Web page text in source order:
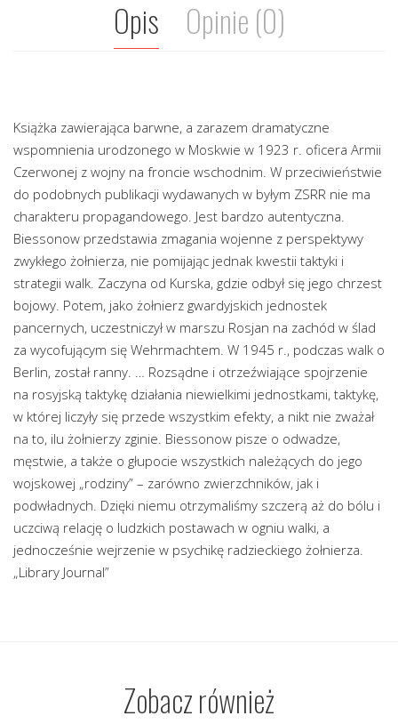
Opis Opinie (0)
Książka zawierająca barwne, a zarazem dramatyczne
wspomnienia urodzonego w Moskwie w 1923 r. oficera Armii
Czerwonej z wojny na froncie wschodnim. W przeciwieństwie
do podobnych publikacji wydawanych w byłym ZSRR nie ma
charakteru propagandowego. Jest bardzo autentyczna.
Biessonow przedstawia zmagania wojenne z perspektywy
zwykłego żołnierza, nie pomijając jednak kwestii taktyki i
strategii walk. Zaczyna od Kurska, gdzie odbył się jego chrzest
bojowy. Potem, jako żołnierz gwardyjskich jednostek
pancernych, uczestniczył w marszu Rosjan na zachód w ślad
za wycofującym się Wehrmachtem. W 1945 r., podczas walk o
Berlin, został ranny. … Rozsądne i otrzeźwiające spojrzenie
na rosyjską taktykę działania niewielkimi jednostkami, taktykę,
w której liczyły się przede wszystkim efekty, a nikt nie zważał
na to, ilu żołnierzy zginie. Biessonow pisze o odwadze,
męstwie, a także o głupocie wszystkich należących do jego
wojskowej „rodziny” – zarówno zwierzchników, jak i
podwładnych. Dzięki niemu otrzymaliśmy szczerą aż do bólu i
uczciwą relację o ludzkich postawach w ogniu walki, a
jednocześnie wejrzenie w psychikę radzieckiego żołnierza.
„Library Journal”
Zobacz również